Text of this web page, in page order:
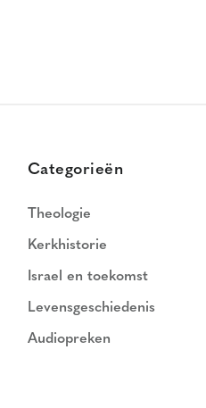
Categorieën
Theologie
Kerkhistorie
Israel en toekomst
Levensgeschiedenis
Audiopreken